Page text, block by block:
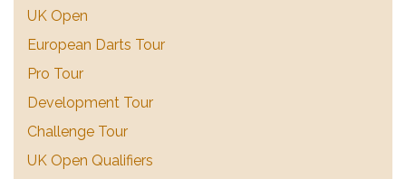
UK Open
European Darts Tour
Pro Tour
Development Tour
Challenge Tour
UK Open Qualifiers